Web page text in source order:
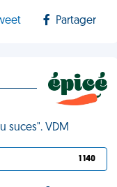
Partager
suces". VDM
1 140